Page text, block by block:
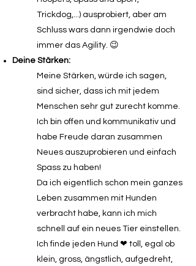
Trickdog,...) ausprobiert, aber am
Schluss wars dann irgendwie doch
immer das Agility. 😉
Deine Stärken:
Meine Stärken, würde ich sagen,
sind sicher, dass ich mit jedem
Menschen sehr gut zurecht komme.
Ich bin offen und kommunikativ und
habe Freude daran zusammen
Neues auszuprobieren und einfach
Spass zu haben!
Da ich eigentlich schon mein ganzes
Leben zusammen mit Hunden
verbracht habe, kann ich mich
schnell auf ein neues Tier einstellen.
Ich finde jeden Hund ❤ toll, egal ob
klein, gross, ängstlich, aufgedreht,